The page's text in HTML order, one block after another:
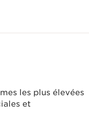
les plus élevées
et